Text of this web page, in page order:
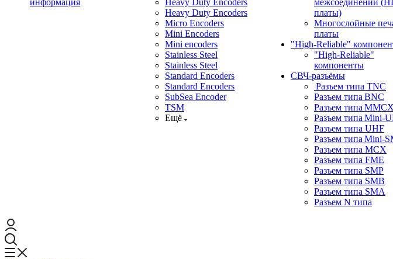
информация
Heavy Duty Encoders
Heavy Duty Encoders
Micro Encoders
Mini Encoders
Mini encoders
Stainless Steel
Stainless Steel
Standard Encoders
Standard Encoders
SubSea Encoder
TSM
Ещё
межсоединений
платы)
Многослойные
платы
"High-Reliable"
"High-Reliable"
компоненты
СВЧ-разъёмы
Разъем типа TNC
Разъем типа BNC
Разъем типа MMCX
Разъем типа Mini-
Разъем типа UHF
Разъем типа Mini-
Разъем типа MCX
Разъем типа FME
Разъем типа SMP
Разъем типа SMB
Разъем типа SMA
Разъем N типа